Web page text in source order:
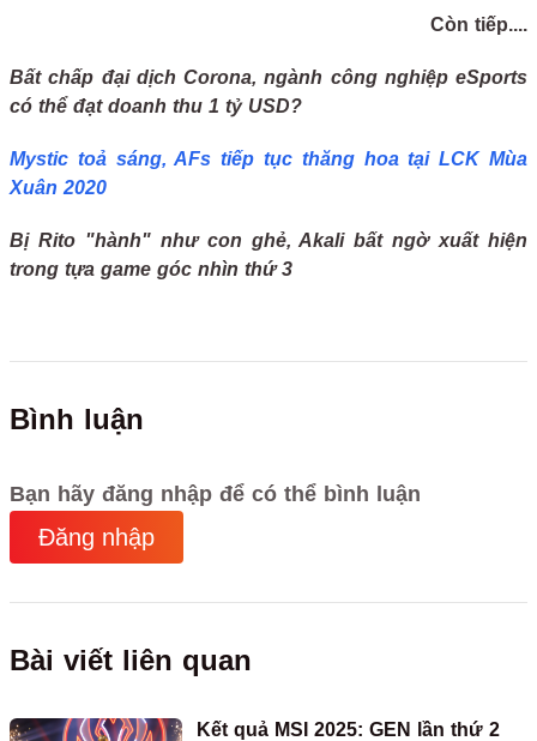
Còn tiếp....
Bất chấp đại dịch Corona, ngành công nghiệp eSports
có thể đạt doanh thu 1 tỷ USD?
Mystic toả sáng, AFs tiếp tục thăng hoa tại LCK Mùa
Xuân 2020
Bị Rito "hành" như con ghẻ, Akali bất ngờ xuất hiện
trong tựa game góc nhìn thứ 3
Bình luận
Bạn hãy đăng nhập để có thể bình luận
Đăng nhập
Bài viết liên quan
Kết quả MSI 2025: GEN lần thứ 2